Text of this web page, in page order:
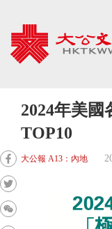
2024年美國
TOP10
大公報 A13：內地